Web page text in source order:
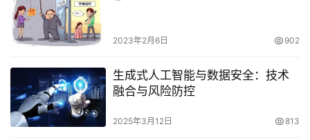
2023年2月6日 902
生成式人工智能与数据安全：技术
融合与风险防控
2025年3月12日 813